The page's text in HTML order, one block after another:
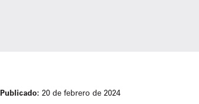
Publicado: 20 de febrero de 2024